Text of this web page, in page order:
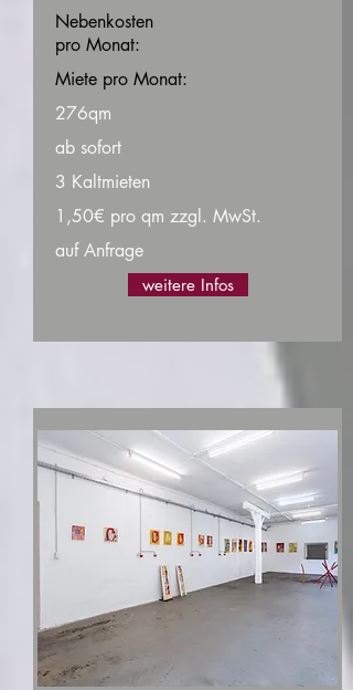
Nebenkosten
pro Monat:
Miete pro Monat:
276qm
ab sofort
3 Kaltmieten
1,50€ pro qm zzgl. MwSt.
auf Anfrage
weitere Infos